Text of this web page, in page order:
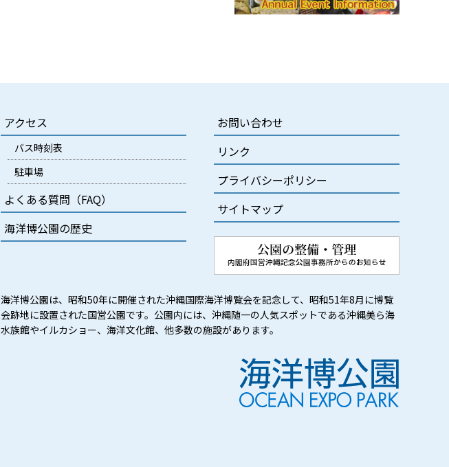
アクセス
バス時刻表
駐車場
よくある質問（FAQ）
海洋博公園の歴史
お問い合わせ
リンク
プライバシーポリシー
サイトマップ
海洋博公園は、昭和50年に開催された沖縄国際海洋博覧会を記念して、昭和51年8月に博覧
会跡地に設置された国営公園です。公園内には、沖縄随一の人気スポットである沖縄美ら海
水族館やイルカショー、海洋文化館、他多数の施設があります。